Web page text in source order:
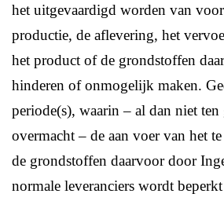
het uitgevaardigd worden van
productie, de aflevering, het
het product of de grondstoffen
hinderen of onmogelijk maken.
periode(s), waarin – al dan niet
overmacht – de aan voer van het
de grondstoffen daarvoor door
normale leveranciers wordt